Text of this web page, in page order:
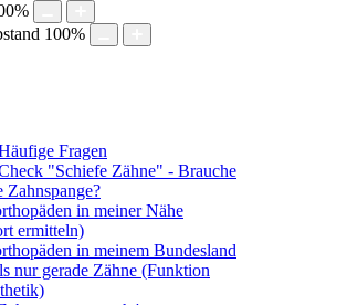
%
100%
Fragen
"Schiefe Zähne" - Brauche
Zahnspange?
in meiner Nähe
ermitteln)
in meinem Bundesland
nur gerade Zähne (Funktion